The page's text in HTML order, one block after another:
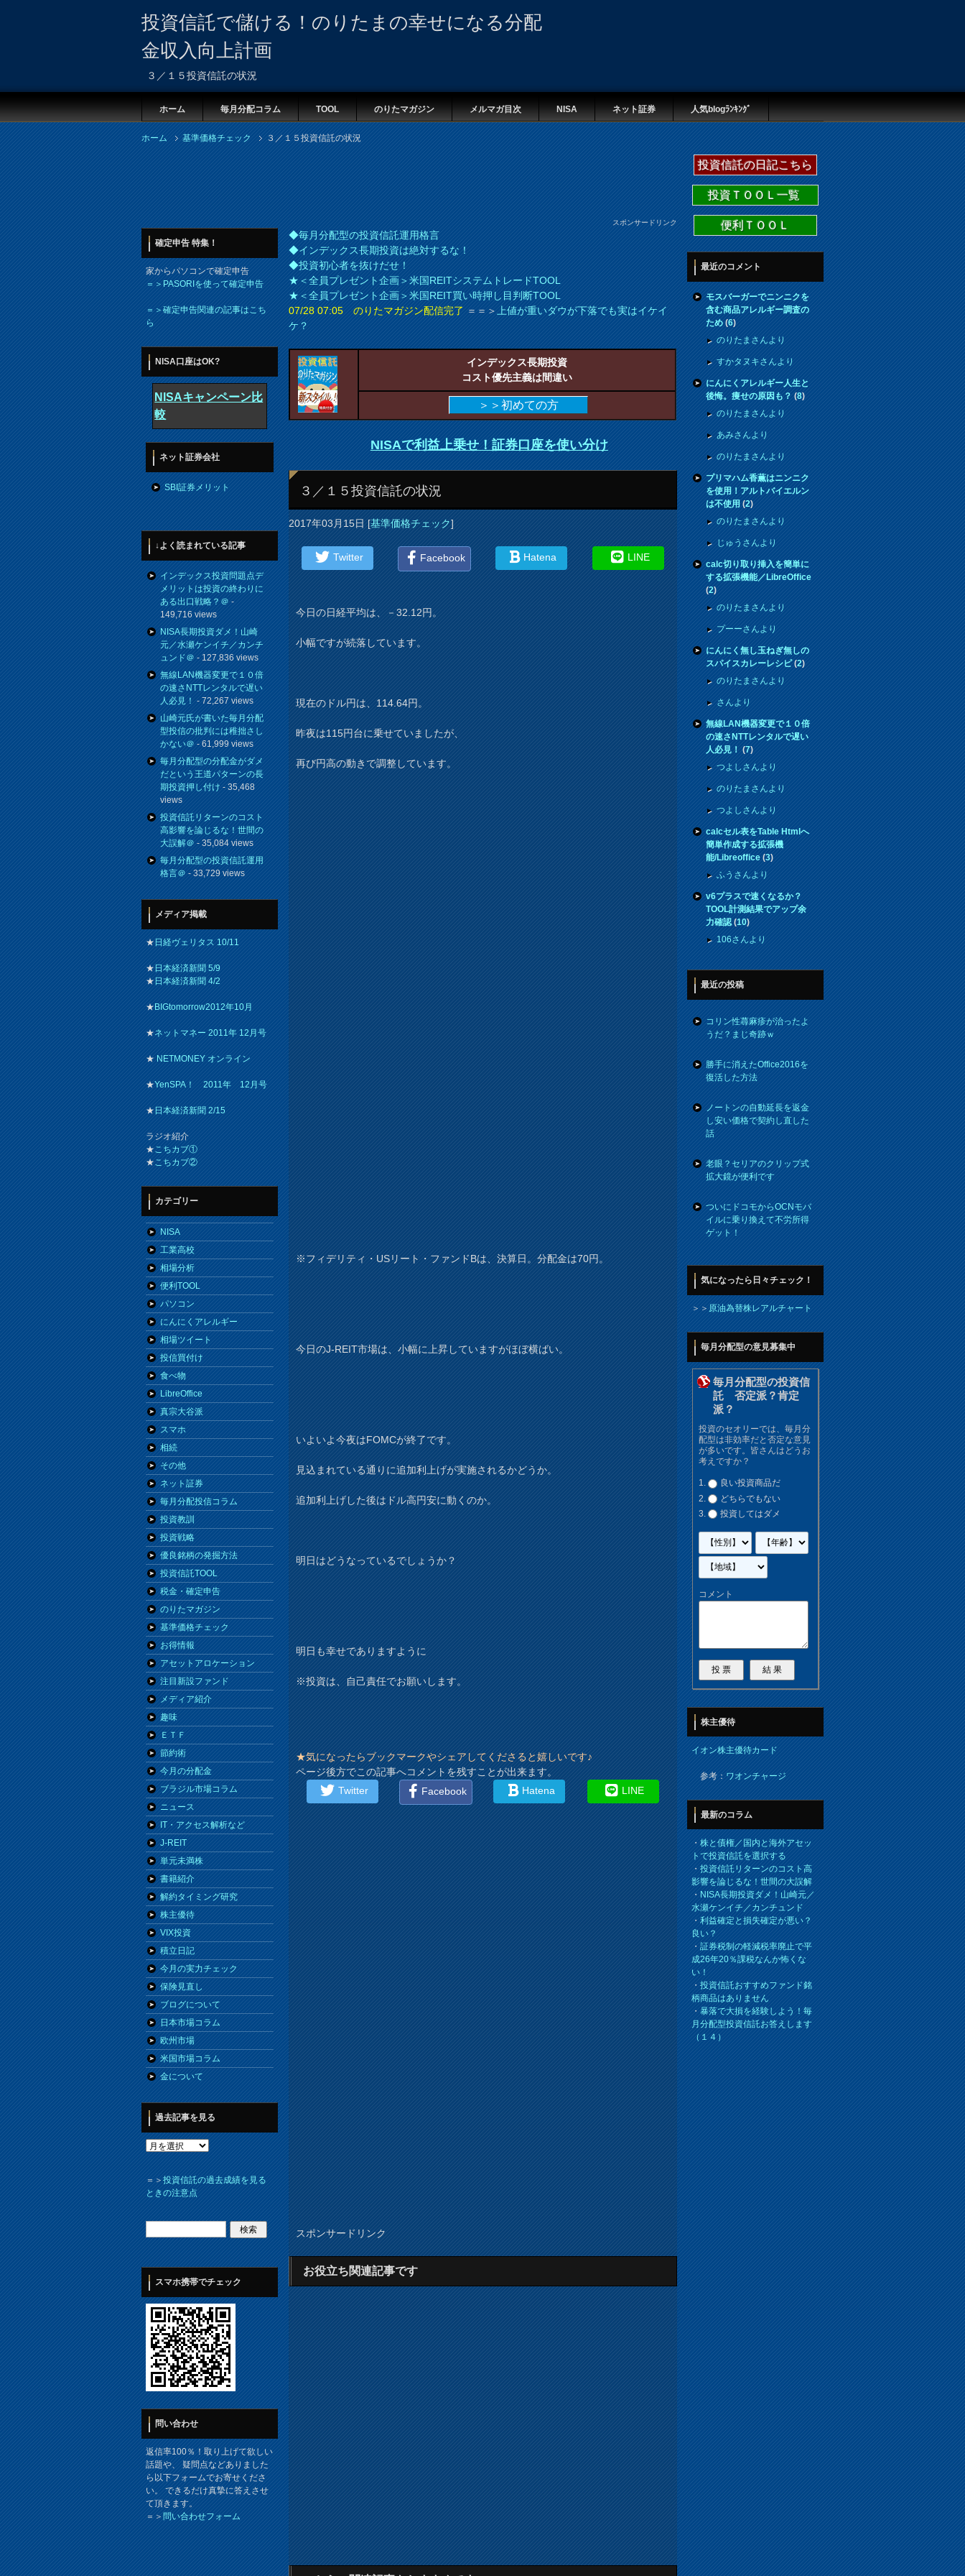
投資信託で儲ける！のりたまの幸せになる分配
金収入向上計画
３／１５投資信託の状況
ホーム 毎月分配コラム TOOL のりたマガジン メルマガ目次 NISA ネット証券 人気blogﾗﾝｷﾝｸﾞ
ホーム 基準価格チェック ３／１５投資信託の状況
スポンサードリンク
◆毎月分配型の投資信託運用格言
◆インデックス長期投資は絶対するな！
◆投資初心者を抜けだせ！
★＜全員プレゼント企画＞米国REITシステムトレードTOOL
★＜全員プレゼント企画＞米国REIT買い時押し目判断TOOL
07/28 07:05 のりたマガジン配信完了＝＝＞上値が重いダウが下落でも実はイケイ
ケ？
インデックス長期投資
コスト優先主義は間違い
＞＞初めての方
NISAで利益上乗せ！証券口座を使い分け
３／１５投資信託の状況
2017年03月15日[基準価格チェック]
Twitter Facebook Hatena LINE
今日の日経平均は、－32.12円。
小幅ですが続落しています。
現在のドル円は、114.64円。
昨夜は115円台に乗せていましたが、
再び円高の動きで調整しています。
※フィデリティ・USリート・ファンドBは、決算日。分配金は70円。
今日のJ-REIT市場は、小幅に上昇していますがほぼ横ばい。
いよいよ今夜はFOMCが終了です。
見込まれている通りに追加利上げが実施されるかどうか。
追加利上げした後はドル高円安に動くのか。
明日はどうなっているでしょうか？
明日も幸せでありますように
※投資は、自己責任でお願いします。
★気になったらブックマークやシェアしてくださると嬉しいです♪
ページ後方でこの記事へコメントを残すことが出来ます。
Twitter
Facebook Hatena LINE
スポンサードリンク
お役立ち関連記事です
確定申告 特集！
家からパソコンで確定申告
＝＞PASORIを使って確定申告
＝＞確定申告関連の記事はこち
ら
NISA口座はOK?
NISAキャンペーン比
較
ネット証券会社
SBI証券メリット
↓よく読まれている記事
インデックス投資問題点デ
メリットは投資の終わりに
ある出口戦略？＠-
149,716 views
NISA長期投資ダメ！山崎
元／水瀬ケンイチ／カンチ
ュンド＠- 127,836 views
無線LAN機器変更で１０倍
の速さNTTレンタルで遅い
人必見！- 72,267 views
山崎元氏が書いた毎月分配
型投信の批判には稚拙さし
かない＠- 61,999 views
毎月分配型の分配金がダメ
だという王道パターンの長
期投資押し付け- 35,468
views
投資信託リターンのコスト
高影響を論じるな！世間の
大誤解＠- 35,084 views
毎月分配型の投資信託運用
格言＠- 33,729 views
メディア掲載
★日経ヴェリタス 10/11
★日本経済新聞 5/9
★日本経済新聞 4/2
★BIGtomorrow2012年10月
★ネットマネー 2011年 12月号
★NETMONEY オンライン
★YenSPA！ 2011年 12月号
★日本経済新聞 2/15
ラジオ紹介
★こちカブ①
★こちカブ②
カテゴリー
NISA
工業高校
相場分析
便利TOOL
パソコン
にんにくアレルギー
相場ツイート
投信買付け
食べ物
LibreOffice
真宗大谷派
スマホ
相続
その他
ネット証券
毎月分配投信コラム
投資教訓
投資戦略
優良銘柄の発掘方法
投資信託TOOL
税金・確定申告
のりたマガジン
基準価格チェック
お得情報
アセットアロケーション
注目新設ファンド
メディア紹介
趣味
ＥＴＦ
節約術
今月の分配金
ブラジル市場コラム
ニュース
IT・アクセス解析など
J-REIT
単元未満株
書籍紹介
解約タイミング研究
株主優待
VIX投資
積立日記
今月の実力チェック
保険見直し
ブログについて
日本市場コラム
欧州市場
米国市場コラム
金について
過去記事を見る
＝＞投資信託の過去成績を見る
ときの注意点
スマホ携帯でチェック
問い合わせ
返信率100％！取り上げて欲しい
話題や、 疑問点などありました
ら以下フォームでお寄せくださ
い。 できるだけ真摯に答えさせ
て頂きます。
＝＞問い合わせフォーム
投資信託の日記こちら
投資ＴＯＯＬ一覧
便利ＴＯＯＬ
最近のコメント
モスバーガーでニンニクを
含む商品アレルギー調査の
ため(6)
のりたまさんより
すかタヌキさんより
にんにくアレルギー人生と
後悔。痩せの原因も？(8)
のりたまさんより
あみさんより
のりたまさんより
プリマハム香薫はニンニク
を使用！アルトバイエルン
は不使用(2)
のりたまさんより
じゅうさんより
calc切り取り挿入を簡単に
する拡張機能／LibreOffice
(2)
のりたまさんより
プーーさんより
にんにく無し玉ねぎ無しの
スパイスカレーレシピ(2)
のりたまさんより
さんより
無線LAN機器変更で１０倍
の速さNTTレンタルで遅い
人必見！(7)
つよしさんより
のりたまさんより
つよしさんより
calcセル表をTable Htmlへ
簡単作成する拡張機
能/Libreoffice(3)
ふうさんより
v6プラスで速くなるか？
TOOL計測結果でアップ余
力確認(10)
106さんより
最近の投稿
コリン性蕁麻疹が治ったよ
うだ？まじ奇跡ｗ
勝手に消えたOffice2016を
復活した方法
ノートンの自動延長を返金
し安い価格で契約し直した
話
老眼？セリアのクリップ式
拡大鏡が便利です
ついにドコモからOCNモバ
イルに乗り換えて不労所得
ゲット！
気になったら日々チェック！
＞＞原油為替株レアルチャート
毎月分配型の意見募集中
毎月分配型の投資信
託 否定派？肯定
派？
投資のセオリーでは、毎月分
配型は非効率だと否定な意見
が多いです。皆さんはどうお
考えですか？
良い投資商品だ
どちらでもない
投資してはダメ
コメント
株主優待
イオン株主優待カード
参考：ワオンチャージ
最新のコラム
・株と債権／国内と海外アセッ
トで投資信託を選択する
・投資信託リターンのコスト高
影響を論じるな！世間の大誤解
・NISA長期投資ダメ！山崎元／
水瀬ケンイチ／カンチュンド
・利益確定と損失確定が悪い？
良い？
・証券税制の軽減税率廃止で平
成26年20％課税なんか怖くな
い！
・投資信託おすすめファンド銘
柄商品はありません
・暴落で大損を経験しよう！毎
月分配型投資信託お答えします
（１４）